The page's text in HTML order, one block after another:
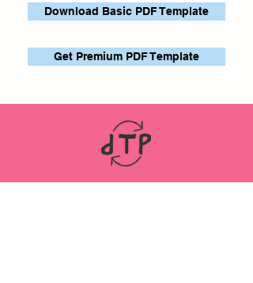
Download Basic PDF Template
Get Premium PDF Template